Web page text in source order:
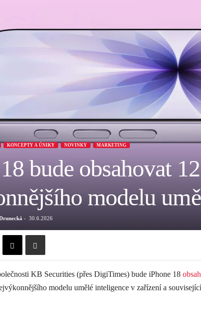
KONCEPTY A ÚNIKY NOVINKY MARKETING
bude obsahovat
modelu
- 30.6.2026
KB Securities (přes DigiTimes) bude iPhone 18
modelu umělé inteligence v zařízení a